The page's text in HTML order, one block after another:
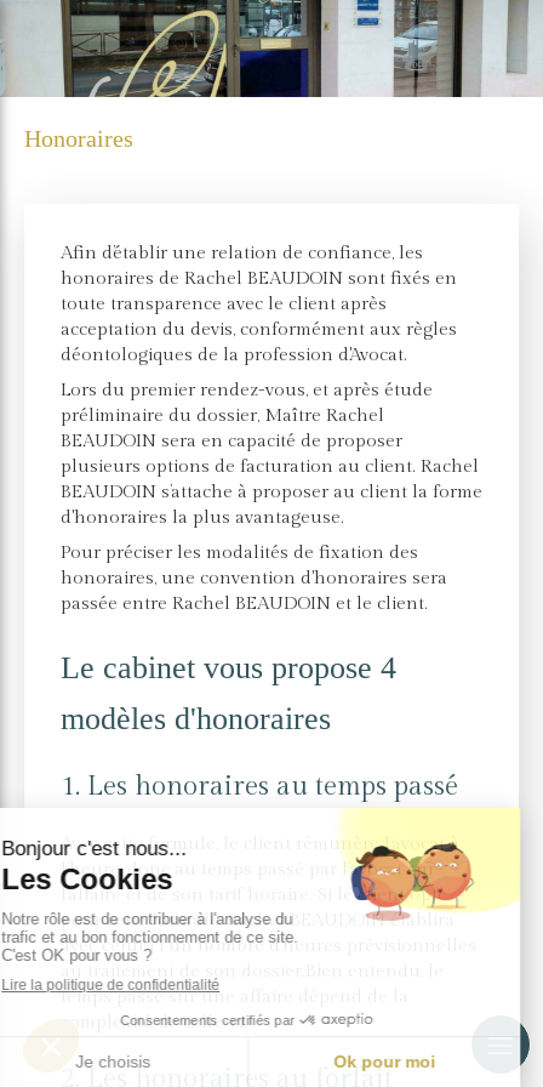
Honoraires
Afin d’établir une relation de confiance, les
honoraires de Rachel BEAUDOIN sont fixés en
toute transparence avec le client après
acceptation du devis, conformément aux règles
déontologiques de la profession d'Avocat.
Lors du premier rendez-vous, et après étude
préliminaire du dossier, Maître Rachel
BEAUDOIN sera en capacité de proposer
plusieurs options de facturation au client. Rachel
BEAUDOIN s’attache à proposer au client la forme
d'honoraires la plus avantageuse.
Pour préciser les modalités de fixation des
honoraires, une convention d'honoraires sera
passée entre Rachel BEAUDOIN et le client.
Le cabinet vous propose 4
modèles d'honoraires
1. Les honoraires au temps passé
Avec cette formule, le client rémunère l’avocat à
l’heure, donc au temps passé par l’avocat sur
l’affaire et de son tarif horaire. Si le client opte
pour cette formule, Rachel BEAUDOIN établira
avec celui-ci un nombre d’heures prévisionnelles
au traitement de son dossier.Bien entendu, le
temps passé sur une affaire dépend de la
complexité de celle-ci.
2. Les honoraires au forfait